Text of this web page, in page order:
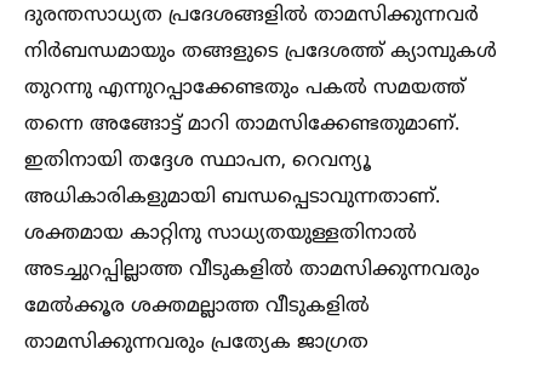
ദുരന്തസാധ്യത പ്രദേശങ്ങളില്‍ താമസിക്കുന്നവർ
നിർബന്ധമായും തങ്ങളുടെ പ്രദേശത്ത് ക്യാമ്പുകള്‍
തുറന്നു എന്നുറപ്പാക്കേണ്ടതും പകല്‍ സമയത്ത്
തന്നെ അങ്ങോട്ട് മാറി താമസിക്കേണ്ടതുമാണ്.
ഇതിനായി തദ്ദേശ സ്ഥാപന, റെവന്യൂ
അധികാരികളുമായി ബന്ധപ്പെടാവുന്നതാണ്.
ശക്തമായ കാറ്റിനു സാധ്യതയുള്ളതിനാല്‍
അടച്ചുറപ്പില്ലാത്ത വീടുകളില്‍ താമസിക്കുന്നവരും
മേല്‍ക്കൂര ശക്തമല്ലാത്ത വീടുകളില്‍
താമസിക്കുന്നവരും പ്രത്യേക ജാഗ്രത